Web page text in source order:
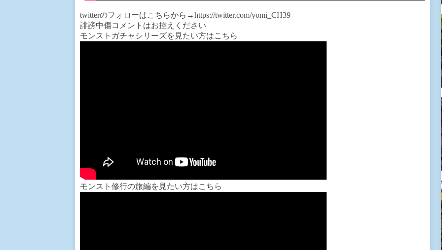
twitterのフォローはこちらから→https://twitter.com/yomi_CH39
誹謗中傷コメントはお控えください
モンストガチャシリーズを見たい方はこちら
モンスト修行の旅編を見たい方はこちら